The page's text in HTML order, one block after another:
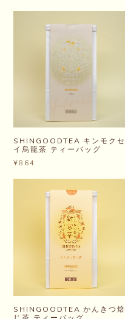
SHINGOODTEA キンモクセ
イ烏龍茶 ティーバッグ
¥864
SHINGOODTEA かんきつ焙